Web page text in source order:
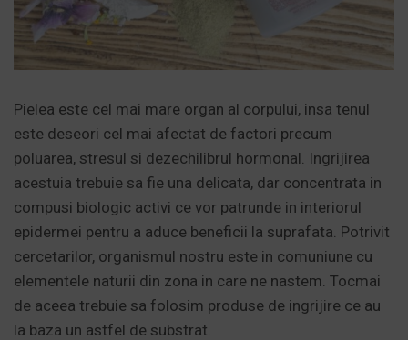
Pielea este cel mai mare organ al corpului, insa tenul
este deseori cel mai afectat de factori precum
poluarea, stresul si dezechilibrul hormonal. Ingrijirea
acestuia trebuie sa fie una delicata, dar concentrata in
compusi biologic activi ce vor patrunde in interiorul
epidermei pentru a aduce beneficii la suprafata. Potrivit
cercetarilor, organismul nostru este in comuniune cu
elementele naturii din zona in care ne nastem. Tocmai
de aceea trebuie sa folosim produse de ingrijire ce au
la baza un astfel de substrat.